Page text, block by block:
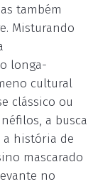
também
Misturando
longa-
cultural
clássico ou
a busca
a história de
mascarado
no